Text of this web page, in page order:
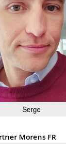
Serge
Morens FR